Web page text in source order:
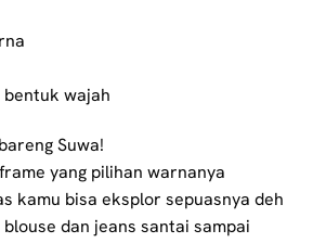
wajah
Suwa!
yang pilihan warnanya
kamu bisa eksplor sepuasnya deh
dan jeans santai sampai